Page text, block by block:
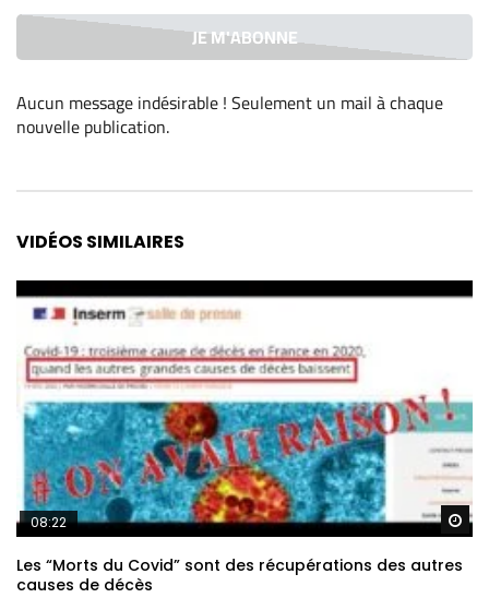
Aucun message indésirable ! Seulement un mail à chaque
nouvelle publication.
VIDÉOS SIMILAIRES
08:22
Les “Morts du Covid” sont des récupérations des autres
causes de décès